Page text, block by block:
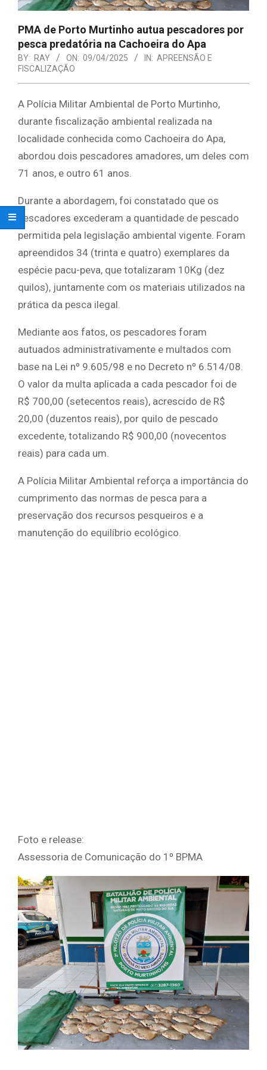
PMA de Porto Murtinho autua pescadores por
pesca predatória na Cachoeira do Apa
BY: RAY ON: 09/04/2025 IN: APREENSÃO E
FISCALIZAÇÃO
A Polícia Militar Ambiental de Porto Murtinho,
durante fiscalização ambiental realizada na
localidade conhecida como Cachoeira do Apa,
abordou dois pescadores amadores, um deles com
71 anos, e outro 61 anos.
Durante a abordagem, foi constatado que os
pescadores excederam a quantidade de pescado
permitida pela legislação ambiental vigente. Foram
apreendidos 34 (trinta e quatro) exemplares da
espécie pacu-peva, que totalizaram 10Kg (dez
quilos), juntamente com os materiais utilizados na
prática da pesca ilegal.
Mediante aos fatos, os pescadores foram
autuados administrativamente e multados com
base na Lei nº 9.605/98 e no Decreto nº 6.514/08.
O valor da multa aplicada a cada pescador foi de
R$ 700,00 (setecentos reais), acrescido de R$
20,00 (duzentos reais), por quilo de pescado
excedente, totalizando R$ 900,00 (novecentos
reais) para cada um.
A Polícia Militar Ambiental reforça a importância do
cumprimento das normas de pesca para a
preservação dos recursos pesqueiros e a
manutenção do equilíbrio ecológico.
Foto e release:
Assessoria de Comunicação do 1º BPMA